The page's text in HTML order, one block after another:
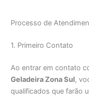
Processo de
1. Primeiro Contato
Ao entrar em contato
Geladeira Zona Sul,
qualificados que farão